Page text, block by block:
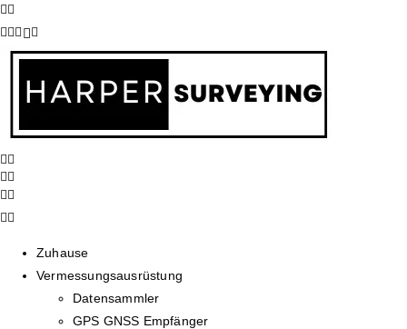
Zuhause
Vermessungsausrüstung
Datensammler
GPS GNSS Empfänger